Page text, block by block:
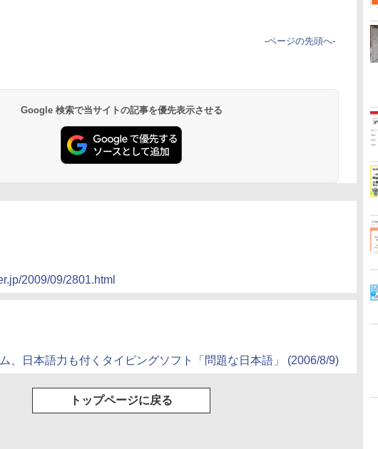
-ページの先頭へ-
Google 検索で当サイトの記事を優先表示させる
2009/09/2801.html
、日本語力も付くタイピングソフト「問題な日本語」 (2006/8/9)
トップページに戻る